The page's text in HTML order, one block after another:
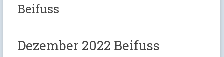
Beifuss
Dezember 2022 Beifuss